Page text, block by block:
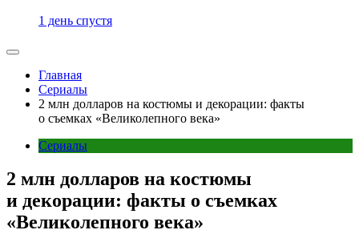
1 день спустя
Главная
Сериалы
2 млн долларов на костюмы и декорации: факты
о съемках «Великолепного века»
Сериалы
2 млн долларов на костюмы
и декорации: факты о съемках
«Великолепного века»